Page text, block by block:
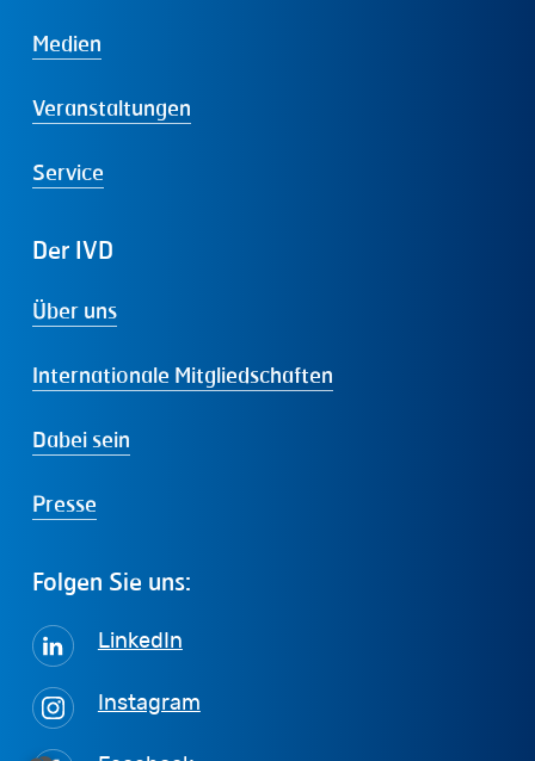
Medien
Veranstaltungen
Service
Der IVD
Über uns
Internationale Mitgliedschaften
Dabei sein
Presse
Folgen Sie uns:
LinkedIn
Instagram